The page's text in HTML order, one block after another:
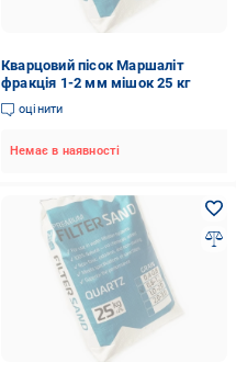
Кварцовий пісок Маршаліт
фракція 1-2 мм мішок 25 кг
оцінити
Немає в наявності